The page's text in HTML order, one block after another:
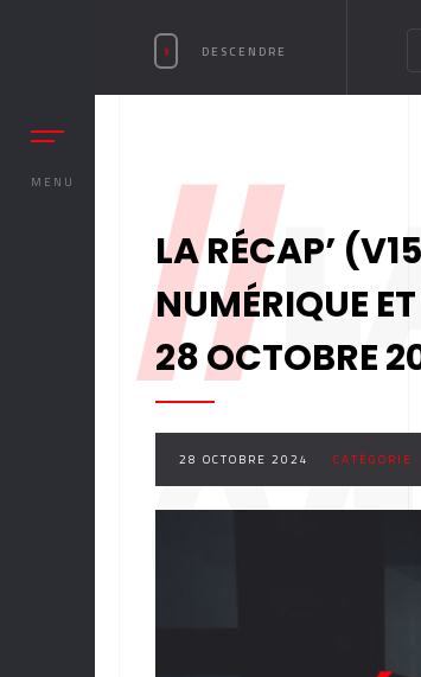
MENU
DESCENDRE
//
LA RÉCAP’
NUMÉRIQUE
28 OCTOBRE
28 OCTOBRE 2024 CATÉGORIE :